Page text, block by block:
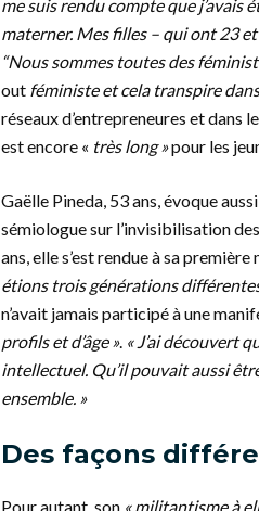
me suis rendu compte que j’avais
materner. Mes filles – qui ont 23
“Nous sommes toutes des
out féministe et cela transpire
réseaux d’entrepreneures et dans
est encore « très long »pour les
Gaëlle Pineda, 53 ans, évoque
sémiologue sur l’invisibilisation
ans, elle s’est rendue à sa
étions trois générations
n’avait jamais participé à une
profils et d’âge ». « J’ai découvert
intellectuel. Qu’il pouvait aussi
ensemble. »
Des façons
Pour autant, son « militantisme à